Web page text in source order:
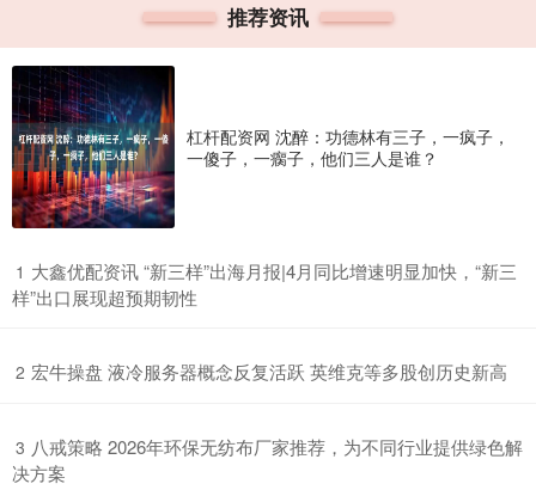
推荐资讯
杠杆配资网 沈醉：功德林有三子，一疯子，
一傻子，一瘸子，他们三人是谁？
1 ​大鑫优配资讯 “新三样”出海月报|4月同比增速明显加快，“新三
样”出口展现超预期韧性
2 ​宏牛操盘 液冷服务器概念反复活跃 英维克等多股创历史新高
3 ​八戒策略 2026年环保无纺布厂家推荐，为不同行业提供绿色解
决方案